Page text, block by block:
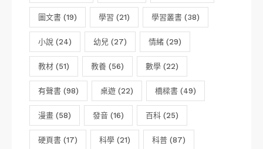
圖文書 (19) 學習 (21) 學習叢書 (38)
小說 (24) 幼兒 (27) 情緒 (29)
教材 (51) 教養 (56) 數學 (22)
有聲書 (98) 桌遊 (22) 橋樑書 (49)
漫畫 (58) 發音 (16) 百科 (25)
硬頁書 (17) 科學 (21) 科普 (87)